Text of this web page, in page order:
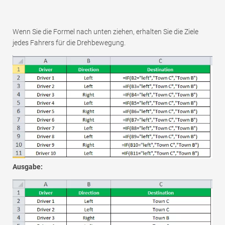
Wenn Sie die Formel nach unten ziehen, erhalten Sie die Ziele
jedes Fahrers für die Drehbewegung.
Ausgabe: